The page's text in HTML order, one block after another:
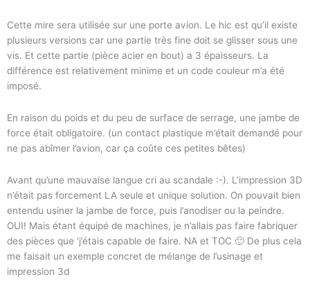
Cette mire sera utilisée sur une porte avion. Le hic est qu’il existe
plusieurs versions car une partie très fine doit se glisser sous une
vis. Et cette partie (pièce acier en bout) a 3 épaisseurs. La
différence est relativement minime et un code couleur m’a été
imposé.
En raison du poids et du peu de surface de serrage, une jambe de
force était obligatoire. (un contact plastique m’était demandé pour
ne pas abîmer l’avion, car ça coûte ces petites bêtes)
Avant qu’une mauvaise langue cri au scandale :-). L’impression 3D
n’était pas forcement LA seule et unique solution. On pouvait bien
entendu usiner la jambe de force, puis l’anodiser ou la peindre.
OUI! Mais étant équipé de machines, je n’allais pas faire fabriquer
des pièces que ‘j’étais capable de faire. NA et TOC 🙂 De plus cela
me faisait un exemple concret de mélange de l’usinage et
impression 3d